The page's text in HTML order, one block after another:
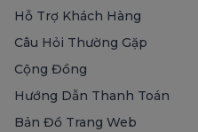
Hỗ Trợ Khách Hàng
Câu Hỏi Thường Gặp
Cộng Đồng
Hướng Dẫn Thanh Toán
Bản Đồ Trang Web